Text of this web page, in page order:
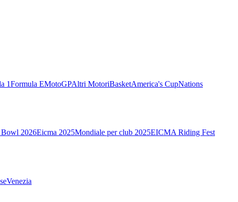
1Formula EMotoGPAltri MotoriBasketAmerica's CupNations
Bowl 2026Eicma 2025Mondiale per club 2025EICMA Riding Fest
Venezia